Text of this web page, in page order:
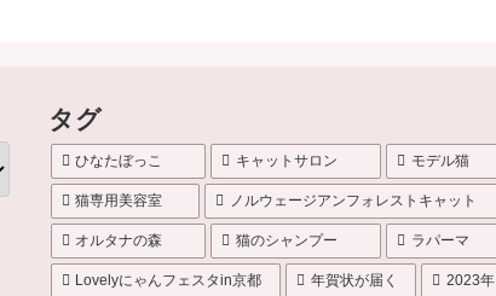
タグ
ひなたぼっこ キャットサロン モデル猫
猫専用美容室 ノルウェージアンフォレストキャット
オルタナの森 猫のシャンプー ラパーマ
Lovelyにゃんフェスタin京都 年賀状が届く 2023年